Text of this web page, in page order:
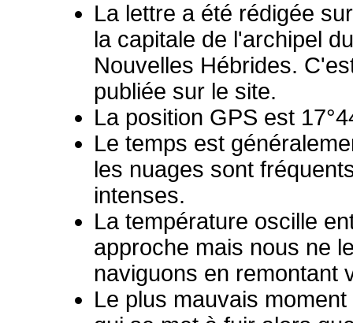
La lettre a été rédigée
la capitale de l'archipel
Nouvelles Hébrides.
publiée sur le site.
La position GPS est
Le temps est
les nuages sont
intenses.
La température oscille
approche mais nous ne
naviguons en remontant
Le plus mauvais